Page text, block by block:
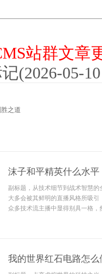
站群文章
(2026-05-
之道
沫子和平精英什么水
副标题，从技术细节到战术智慧
大多会被其鲜明的直播风格所吸
众多技术流主播中显得别具一格，
我的世界红石电路怎